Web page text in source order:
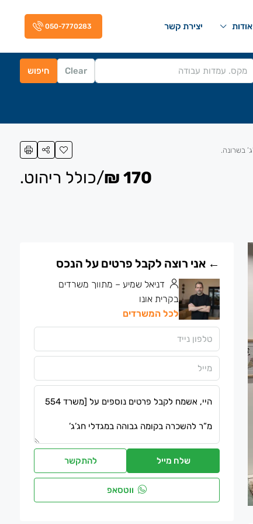
אודות יצירת קשר 050-7770283
Clear חיפוש
170 ₪ /כולל ריהוט.
דניאל שמיע – מתווך משרדים
בקרית אונו
לכל המשרדים
שלח מייל להתקשר
ווטסאפ